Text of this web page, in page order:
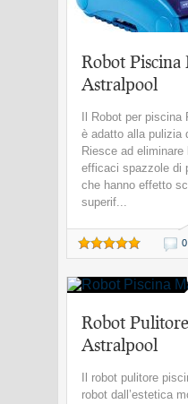
Robot
Astralpool
Il Robot per
è adatto alla pulizia
Riesce ad
efficaci spazzole di
che hanno effetto
superif...
Robot
Astralpool
Il robot pulitore
robot dall’estetica